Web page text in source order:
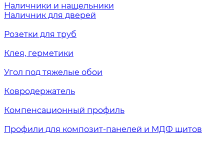
Наличники и нащельники
Наличник для дверей
Розетки для труб
Клея, герметики
Угол под тяжелые обои
Ковродержатель
Компенсационный профиль
Профили для композит-панелей и МДФ щитов